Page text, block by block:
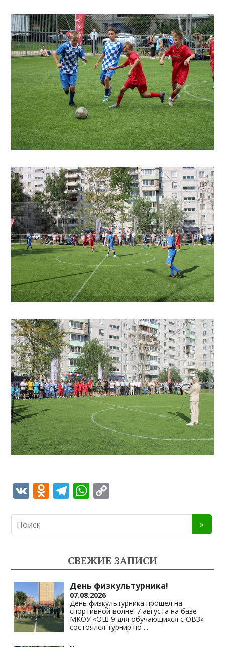
V O
o
as
s
ni
ki
T
gr
a
m
W
s
A
p
p
y
Li
n
k
СВЕЖИЕ ЗАПИСИ
День физкультурника!
07.08.2026
День физкультурника прошел на
спортивной волне! 7 августа на базе
МКОУ «ОШ 9 для обучающихся с ОВЗ»
состоялся турнир по ...